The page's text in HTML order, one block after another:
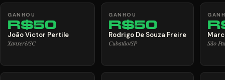
GANHOU
R$50
João Victor Pertile
Xanxerê/SC
GANHOU
R$50
Rodrigo De Souza Freire
Cubatão/SP São